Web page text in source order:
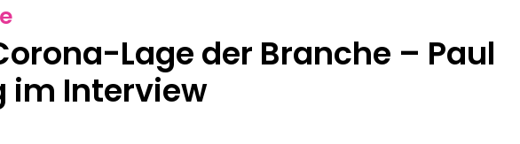
Lage der Branche – Paul
im Interview